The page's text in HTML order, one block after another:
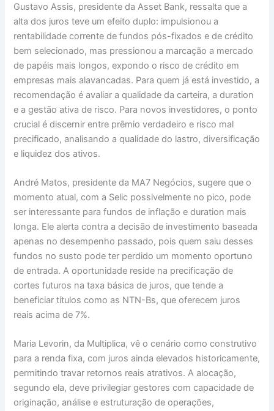
Gustavo Assis, presidente da Asset Bank, ressalta que a
alta dos juros teve um efeito duplo: impulsionou a
rentabilidade corrente de fundos pós-fixados e de crédito
bem selecionado, mas pressionou a marcação a mercado
de papéis mais longos, expondo o risco de crédito em
empresas mais alavancadas. Para quem já está investido, a
recomendação é avaliar a qualidade da carteira, a duration
e a gestão ativa de risco. Para novos investidores, o ponto
crucial é discernir entre prêmio verdadeiro e risco mal
precificado, analisando a qualidade do lastro, diversificação
e liquidez dos ativos.
André Matos, presidente da MA7 Negócios, sugere que o
momento atual, com a Selic possivelmente no pico, pode
ser interessante para fundos de inflação e duration mais
longa. Ele alerta contra a decisão de investimento baseada
apenas no desempenho passado, pois quem saiu desses
fundos no susto pode ter perdido um momento oportuno
de entrada. A oportunidade reside na precificação de
cortes futuros na taxa básica de juros, que tende a
beneficiar títulos como as NTN-Bs, que oferecem juros
reais acima de 7%.
Maria Levorin, da Multiplica, vê o cenário como construtivo
para a renda fixa, com juros ainda elevados historicamente,
permitindo travar retornos reais atrativos. A alocação,
segundo ela, deve privilegiar gestores com capacidade de
originação, análise e estruturação de operações,